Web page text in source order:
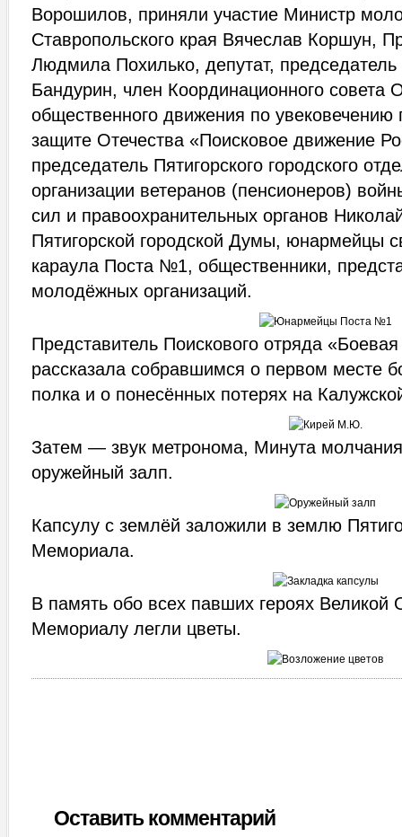
Ворошилов, приняли участие Министр
Ставропольского края Вячеслав Коршун,
Людмила Похилько, депутат,
Бандурин, член Координационного совета
общественного движения по увековечению
защите Отечества «Поисковое движение
председатель Пятигорского городского
организации ветеранов (пенсионеров)
сил и правоохранительных органов
Пятигорской городской Думы, юнармейцы
караула Поста №1, общественники,
молодёжных организаций.
Представитель Поискового отряда
рассказала собравшимся о первом месте
полка и о понесённых потерях на
Затем — звук метронома, Минута
оружейный залп.
Капсулу с землёй заложили в землю
Мемориала.
В память обо всех павших героях Великой
Мемориалу легли цветы.
Оставить комментарий